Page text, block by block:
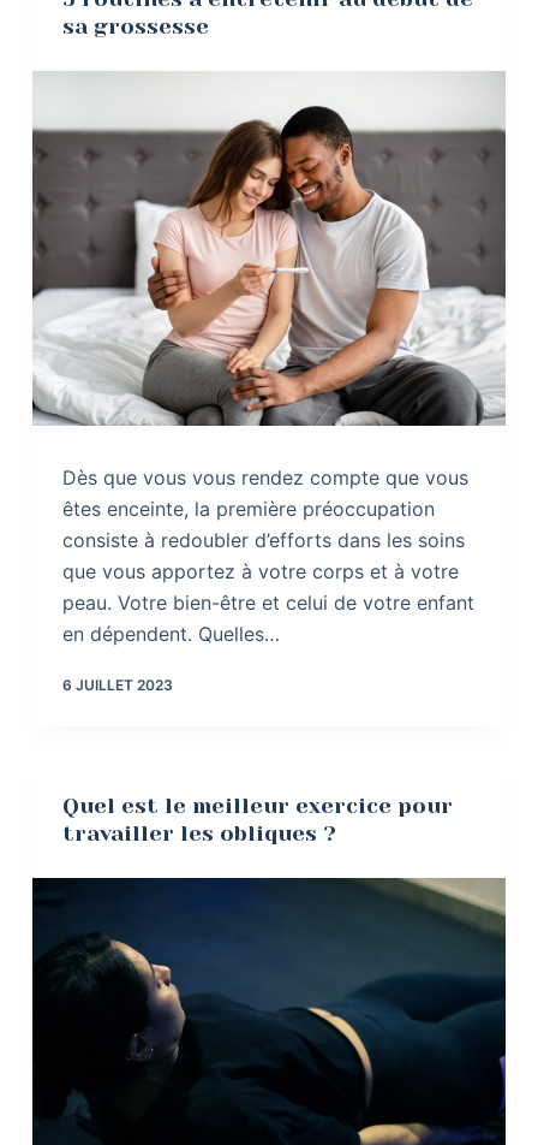
sa grossesse
Dès que vous vous rendez compte que vous
êtes enceinte, la première préoccupation
consiste à redoubler d’efforts dans les soins
que vous apportez à votre corps et à votre
peau. Votre bien-être et celui de votre enfant
en dépendent. Quelles…
6 JUILLET 2023
Quel est le meilleur exercice pour
travailler les obliques ?